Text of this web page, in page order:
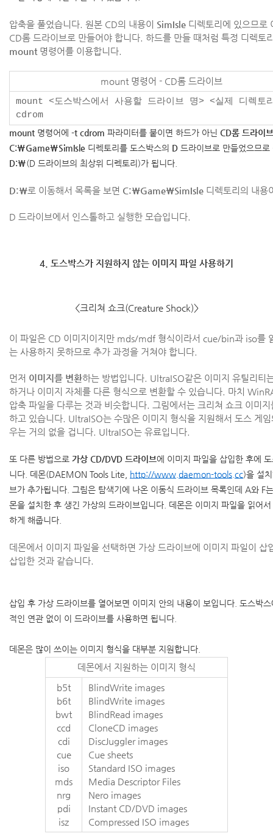
압축을 풀었습니다. 원본 CD의 내용이 SimIsle 디렉토리에 있으므로
CD롬 드라이브로 만들어야 합니다. 하드를 만들 때처럼 특정 디렉토
mount 명령어를 이용합니다.
mount 명령어 - CD롬 드라이브
mount <도스박스에서 사용할 드라이브 명> <실제 디렉
cdrom
mount 명령어에 -t cdrom 파라미터를 붙이면 하드가 아닌 CD롬 드라이브
C:\Game\SimIsle 디렉토리를 도스박스의 D 드라이브로 만들었으므로
D:\(D 드라이브의 최상위 디렉토리)가 됩니다.
D:\로 이동해서 목록을 보면 C:\Game\SimIsle 디렉토리의 내용
D 드라이브에서 인스톨하고 실행한 모습입니다.
4. 도스박스가 지원하지 않는 이미지 파일 사용하기
<크리쳐 쇼크(Creature Shock)>
이 파일은 CD 이미지이지만 mds/mdf 형식이라서 cue/bin과 iso를
는 사용하지 못하므로 추가 과정을 거쳐야 합니다.
먼저 이미지를 변환하는 방법입니다. UltraISO같은 이미지 유틸리티
하거나 이미지 자체를 다른 형식으로 변환할 수 있습니다. 마치
압축 파일을 다루는 것과 비슷합니다. 그림에서는 크리쳐 쇼크 이미
하고 있습니다. UltraISO는 수많은 이미지 형식을 지원해서 도스 게
우는 거의 없을 겁니다. UltraISO는 유료입니다.
또 다른 방법으로 가상 CD/DVD 드라이브에 이미지 파일을 삽입한 후에
니다. 데몬(DAEMON Tools Lite,
http://www.daemon-tools.cc)을 설
브가 추가됩니다. 그림은 탐색기에 나온 이동식 드라이브 목록인데 A와 F
몬을 설치한 후 생긴 가상의 드라이브입니다. 데몬은 이미지 파일을 읽어
하게 해줍니다.
데몬에서 이미지 파일을 선택하면 가상 드라이브에 이미지 파일이 삽
삽입한 것과 같습니다.
삽입 후 가상 드라이브를 열어보면 이미지 안의 내용이 보입니다. 도스박
적인 연관 없이 이 드라이브를 사용하면 됩니다.
데몬은 많이 쓰이는 이미지 형식을 대부분 지원합니다.
데몬에서 지원하는 이미지 형식
b5t
b6t
bwt
ccd
cdi
cue
iso
mds
nrg
pdi
isz
BlindWrite images
BlindWrite images
BlindRead images
CloneCD images
DiscJuggler images
Cue sheets
Standard ISO images
Media Descriptor Files
Nero images
Instant CD/DVD images
Compressed ISO images